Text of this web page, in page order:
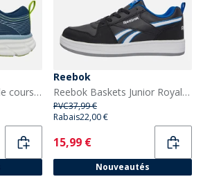
Reebok Chaussures de course neutres Junior Road Strider Athletic Blue/Warped Blue/Acid Yellow
Reebok
Reebok Baskets Junior Royal Prime 2.0 Noir/Blanc/Optimum Blue
PVC37,99 €
Rabais22,00 €
Current
15,99 €
Nouveautés